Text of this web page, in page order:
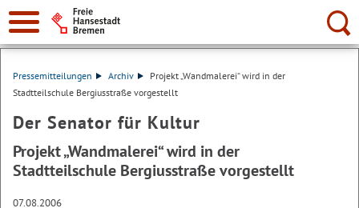
Suche:
Pressemitteilungen Archiv
Projekt „Wandmalerei“ wird in der
Stadtteilschule Bergiusstraße vorgestellt
Der Senator für Kultur
Projekt „Wandmalerei“ wird in der
Stadtteilschule Bergiusstraße vorgestellt
07.08.2006